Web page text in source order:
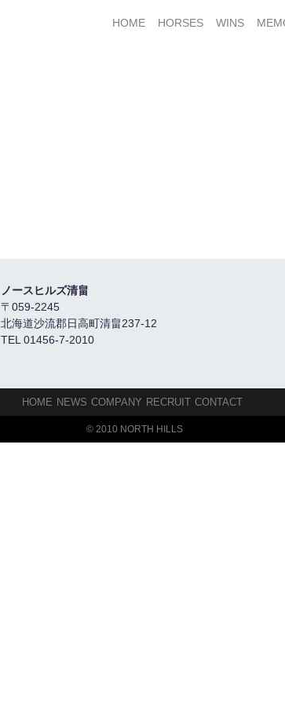
HOME
HORSES WINS
ノースヒルズ清畠
〒059-2245
北海道沙流郡日高町清畠237-12
TEL 01456-7-2010
HOME NEWS COMPANY RECRUIT CONTACT
© 2010 NORTH HILLS